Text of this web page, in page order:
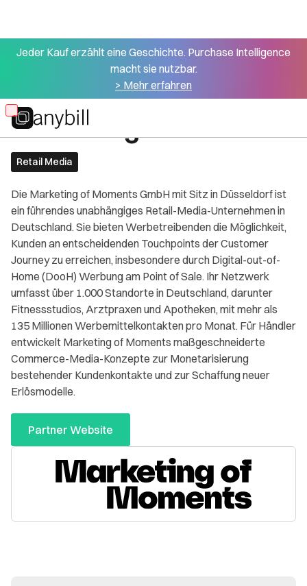
Jeder Kauf erzählt eine Geschichte. Purchase Intelligence
macht sie nutzbar.
> Mehr erfahren
Skip
to
main
content
Alle Partner
Marketing of Moments
Retail Media
Die Marketing of Moments GmbH mit Sitz in Düsseldorf ist
ein führendes unabhängiges Retail-Media-Unternehmen in
Deutschland. Sie bieten Werbetreibenden die Möglichkeit,
Kunden an entscheidenden Touchpoints der Customer
Journey zu erreichen, insbesondere durch Digital-out-of-
Home (DooH) Werbung am Point of Sale. Ihr Netzwerk
umfasst über 1.000 Standorte in Deutschland, darunter
Fitnessstudios, Arztpraxen und Apotheken, mit mehr als
135 Millionen Werbemittelkontakten pro Monat. Für Händler
entwickelt Marketing of Moments maßgeschneiderte
Commerce-Media-Konzepte zur Monetarisierung
bestehender Kundenkontakte und zur Schaffung neuer
Erlösmodelle.
Partner Website